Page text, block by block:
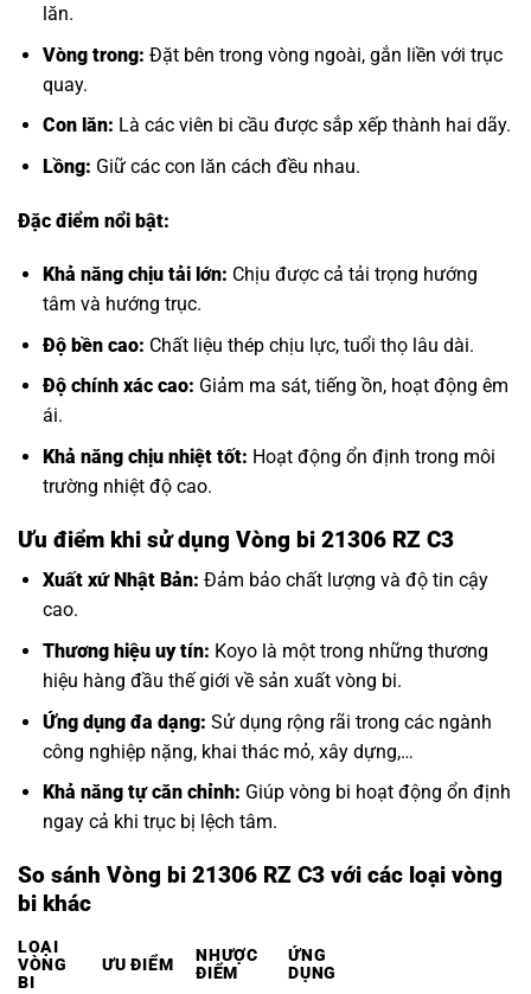
lăn.
Vòng trong: Đặt bên trong vòng ngoài, gắn liền với trục
quay.
Con lăn: Là các viên bi cầu được sắp xếp thành hai dãy.
Lồng: Giữ các con lăn cách đều nhau.
Đặc điểm nổi bật:
Khả năng chịu tải lớn: Chịu được cả tải trọng hướng
tâm và hướng trục.
Độ bền cao: Chất liệu thép chịu lực, tuổi thọ lâu dài.
Độ chính xác cao: Giảm ma sát, tiếng ồn, hoạt động êm
ái.
Khả năng chịu nhiệt tốt: Hoạt động ổn định trong môi
trường nhiệt độ cao.
Ưu điểm khi sử dụng Vòng bi 21306 RZ C3
Xuất xứ Nhật Bản: Đảm bảo chất lượng và độ tin cậy
cao.
Thương hiệu uy tín: Koyo là một trong những thương
hiệu hàng đầu thế giới về sản xuất vòng bi.
Ứng dụng đa dạng: Sử dụng rộng rãi trong các ngành
công nghiệp nặng, khai thác mỏ, xây dựng,…
Khả năng tự căn chỉnh: Giúp vòng bi hoạt động ổn định
ngay cả khi trục bị lệch tâm.
So sánh Vòng bi 21306 RZ C3 với các loại vòng
bi khác
LOẠI
VÒNG
BI
ƯU ĐIỂM
NHƯỢC
ĐIỂM
ỨNG
DỤNG